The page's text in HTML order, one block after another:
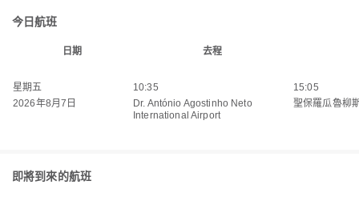
今日航班
日期 去程
星期五
2026年8月7日
10:35
Dr. António Agostinho Neto
International Airport
15:05
聖保羅瓜魯柳
即將到來的航班